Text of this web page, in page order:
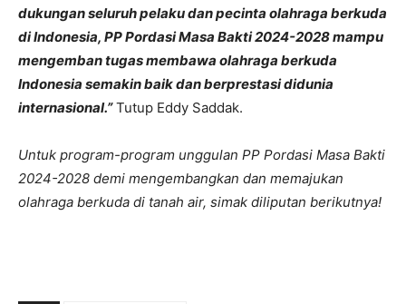
dukungan seluruh pelaku dan pecinta olahraga berkuda
di Indonesia, PP Pordasi Masa Bakti 2024-2028 mampu
mengemban tugas membawa olahraga berkuda
Indonesia semakin baik dan berprestasi didunia
internasional.” Tutup Eddy Saddak.
Untuk program-program unggulan PP Pordasi Masa Bakti
2024-2028 demi mengembangkan dan memajukan
olahraga berkuda di tanah air, simak diliputan berikutnya!